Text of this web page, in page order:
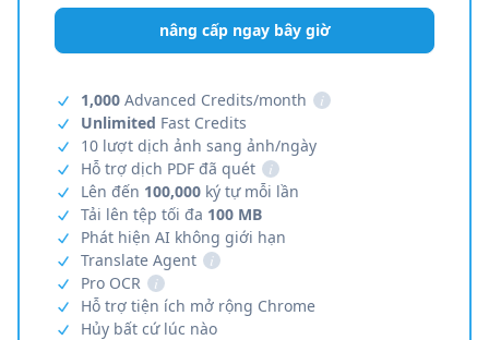
nâng cấp ngay bây giờ
1,000 Advanced Credits/month
i
Unlimited Fast Credits
10 lượt dịch ảnh sang ảnh/ngày
Hỗ trợ dịch PDF đã quét
i
Lên đến 100,000 ký tự mỗi lần
Tải lên tệp tối đa 100 MB
Phát hiện AI không giới hạn
Translate Agent
i
Pro OCR
i
Hỗ trợ tiện ích mở rộng Chrome
Hủy bất cứ lúc nào